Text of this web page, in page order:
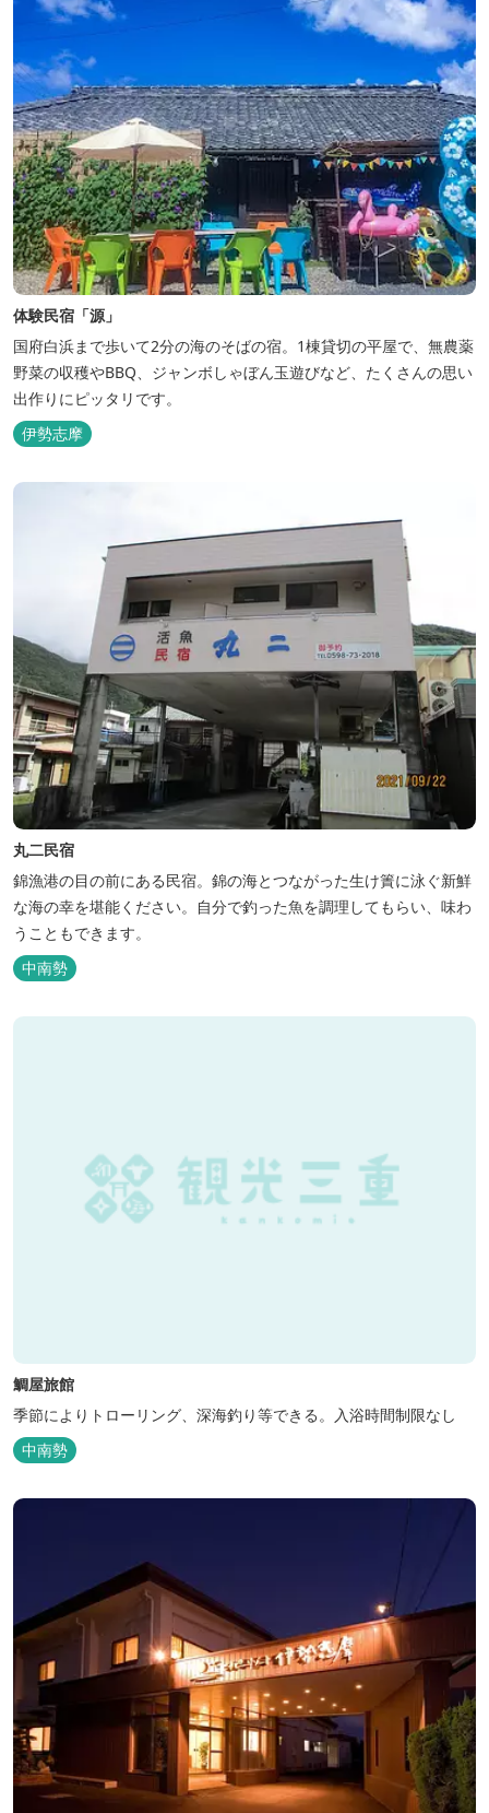
体験民宿「源」
国府白浜まで歩いて2分の海のそばの宿。1棟貸切の平屋で、無農薬
野菜の収穫やBBQ、ジャンボしゃぼん玉遊びなど、たくさんの思い
出作りにピッタリです。
伊勢志摩
丸二民宿
錦漁港の目の前にある民宿。錦の海とつながった生け簀に泳ぐ新鮮
な海の幸を堪能ください。自分で釣った魚を調理してもらい、味わ
うこともできます。
中南勢
鯛屋旅館
季節によりトローリング、深海釣り等できる。入浴時間制限なし
中南勢